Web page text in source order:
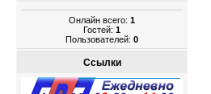
Онлайн всего: 1
Гостей: 1
Пользователей: 0
Ссылки